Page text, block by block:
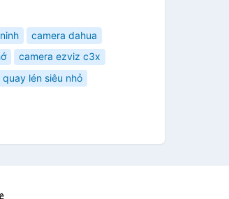
camera dahua
camera ezviz c3x
lén siêu nhỏ